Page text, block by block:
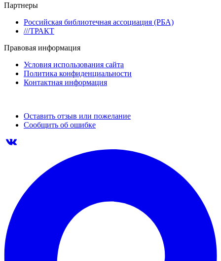
Партнеры
Российская библиотечная ассоциация (РБА)
///ТРАКТ
Правовая информация
Условия использования сайта
Политика конфиденциальности
Контактная информация
Оставить отзыв или пожелание
Сообщить об ошибке